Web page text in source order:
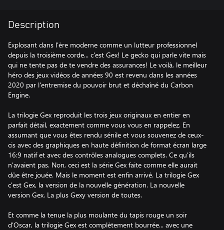
Description
Explosant dans l'ère moderne comme un lutteur professionnel
depuis la troisième corde... c'est Gex! Le gecko qui parle vite mais
qui ne tente pas de te vendre des assurances! Le voilà, le meilleur
héro des jeux vidéos de années 90 est revenu dans les années
2020 par l'entremise du pouvoir brut et déchaîné du Carbon
Engine.
La trilogie Gex reproduit les trois jeux originaux en entier en
parfait détail, exactement comme vous vous en rappelez. En
assumant que vous êtes rendu sénile et vous souvenez de ceux-
cis avec des graphiques en haute définition de format écran large
16:9 natif et avec des contrôles analogues complets. Ce qu'ils
n'avaient pas. Non, ceci est la série Gex faite comme elle aurait
dûe être jouée. Mais le moment est enfin arrivé. La trilogie Gex
c'est Gex, la version de la nouvelle génération. La nouvelle
version Gex. La plus Gexy version de toutes.
Et comme la tenue la plus moulante du tapis rouge un soir
d'Oscar, la trilogie Gex est complètement bourrée... avec une